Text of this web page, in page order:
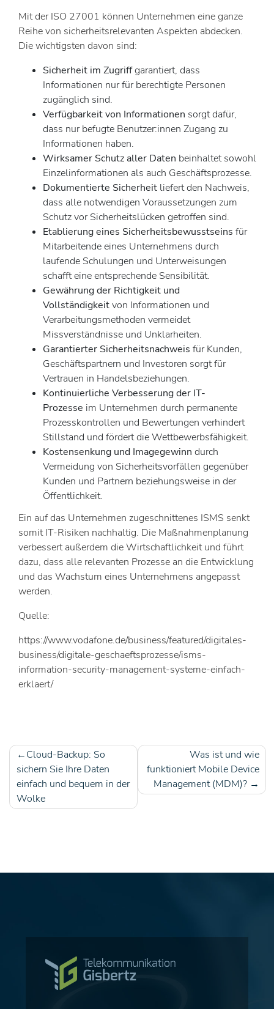
Mit der ISO 27001 können Unternehmen eine ganze
Reihe von sicherheitsrelevanten Aspekten abdecken.
Die wichtigsten davon sind:
Sicherheit im Zugriffgarantiert, dass
Informationen nur für berechtigte Personen
zugänglich sind.
Verfügbarkeit von Informationen sorgt dafür,
dass nur befugte Benutzer:innen Zugang zu
Informationen haben.
Wirksamer Schutz aller Daten beinhaltet sowohl
Einzelinformationen als auch Geschäftsprozesse.
Dokumentierte Sicherheit liefert den Nachweis,
dass alle notwendigen Voraussetzungen zum
Schutz vor Sicherheitslücken getroffen sind.
Etablierung eines Sicherheitsbewusstseins für
Mitarbeitende eines Unternehmens durch
laufende Schulungen und Unterweisungen
schafft eine entsprechende Sensibilität.
Gewährung der Richtigkeit und
Vollständigkeitvon Informationen und
Verarbeitungsmethoden vermeidet
Missverständnisse und Unklarheiten.
Garantierter Sicherheitsnachweis für Kunden,
Geschäftspartnern und Investoren sorgt für
Vertrauen in Handelsbeziehungen.
Kontinuierliche Verbesserung der IT-
Prozesse im Unternehmen durch permanente
Prozesskontrollen und Bewertungen verhindert
Stillstand und fördert die Wettbewerbsfähigkeit.
Kostensenkung und Imagegewinn durch
Vermeidung von Sicherheitsvorfällen gegenüber
Kunden und Partnern beziehungsweise in der
Öffentlichkeit.
Ein auf das Unternehmen zugeschnittenes ISMS senkt
somit IT-Risiken nachhaltig. Die Maßnahmenplanung
verbessert außerdem die Wirtschaftlichkeit und führt
dazu, dass alle relevanten Prozesse an die Entwicklung
und das Wachstum eines Unternehmens angepasst
werden.
Quelle:
https://www.vodafone.de/business/featured/digitales-
business/digitale-geschaeftsprozesse/isms-
information-security-management-systeme-einfach-
erklaert/
Beitragsnavigation
Cloud-Backup: So
sichern Sie Ihre Daten
einfach und bequem in der
Wolke
Was ist und wie
funktioniert Mobile Device
Management (MDM)?